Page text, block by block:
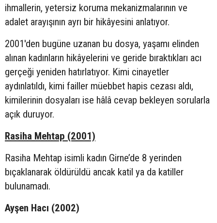
ihmallerin, yetersiz koruma mekanizmalarının ve
adalet arayışının ayrı bir hikâyesini anlatıyor.
2001'den bugüne uzanan bu dosya, yaşamı elinden
alınan kadınların hikâyelerini ve geride bıraktıkları acı
gerçeği yeniden hatırlatıyor. Kimi cinayetler
aydınlatıldı, kimi failler müebbet hapis cezası aldı,
kimilerinin dosyaları ise hâlâ cevap bekleyen sorularla
açık duruyor.
Rasiha Mehtap (2001)
Rasiha Mehtap isimli kadın Girne’de 8 yerinden
bıçaklanarak öldürüldü ancak katil ya da katiller
bulunamadı.
Ayşen Hacı (2002)